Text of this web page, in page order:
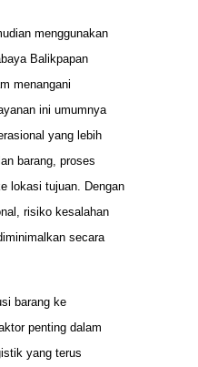
menggunakan
Balikpapan
menangani
ini umumnya
yang lebih
barang, proses
lokasi tujuan. Dengan
risiko kesalahan
secara
barang ke
penting dalam
yang terus